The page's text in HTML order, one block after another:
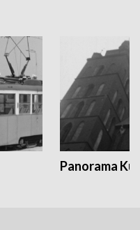
Panorama